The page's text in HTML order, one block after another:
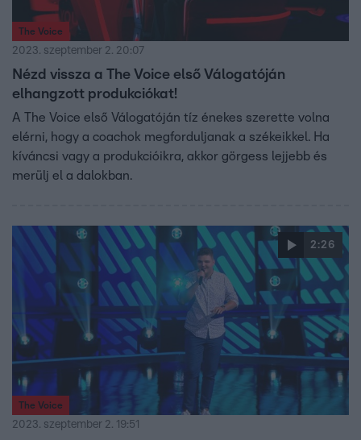
The Voice
2023. szeptember 2. 20:07
Nézd vissza a The Voice első Válogatóján
elhangzott produkciókat!
A The Voice első Válogatóján tíz énekes szerette volna
elérni, hogy a coachok megforduljanak a székeikkel. Ha
kíváncsi vagy a produkcióikra, akkor görgess lejjebb és
merülj el a dalokban.
2:26
The Voice
2023. szeptember 2. 19:51